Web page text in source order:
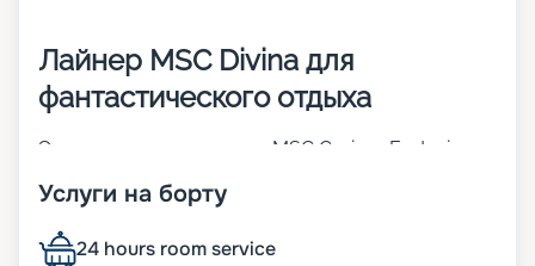
Лайнер MSC Divina для
фантастического отдыха
Это третье судно класса MSC Cruises Fantasia.
компании. Оно было построен в 2012 году, а уже
каютах разных категорий могут разместиться до
Услуги на борту
24 hours room service